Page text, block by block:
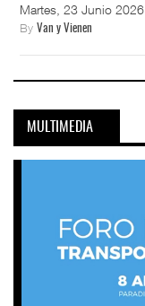
Martes, 23 Junio 2026
By Van y Vienen
MULTIMEDIA